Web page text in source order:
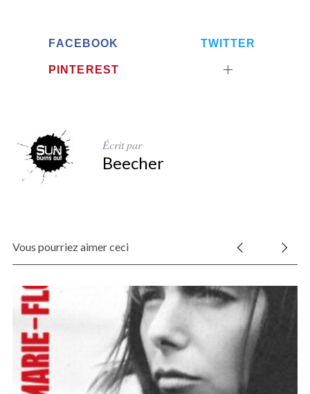
FACEBOOK TWITTER
PINTEREST
Écrit par
Beecher
Vous pourriez aimer ceci